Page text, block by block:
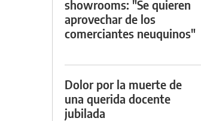
showrooms: "Se quieren
aprovechar de los
comerciantes neuquinos"
Dolor por la muerte de
una querida docente
jubilada